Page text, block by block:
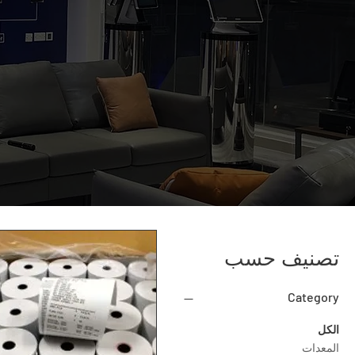
تصنيف حسب
Category
الكل
المعدات